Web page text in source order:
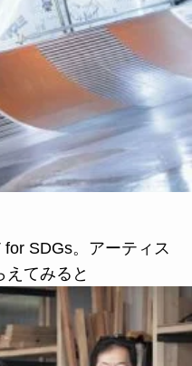
SDGs。アーティス
えてみると